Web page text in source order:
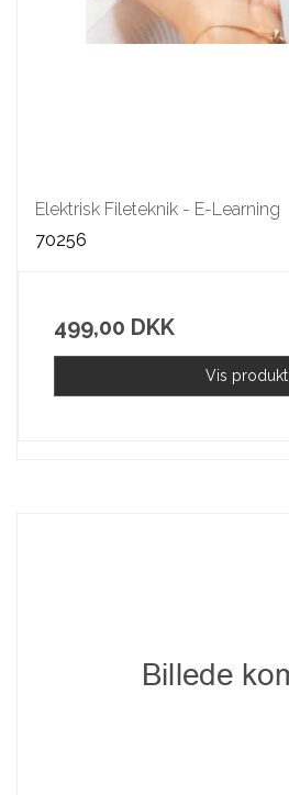
Elektrisk Fileteknik - E-Learning
70256
499,00 DKK
Vis produkt